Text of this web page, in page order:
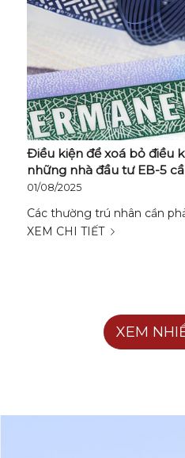
Điều kiện để xoá bỏ điều
những nhà đầu tư EB-5
01/08/2025
Các thường trú nhân cần
XEM CHI TIẾT
XEM